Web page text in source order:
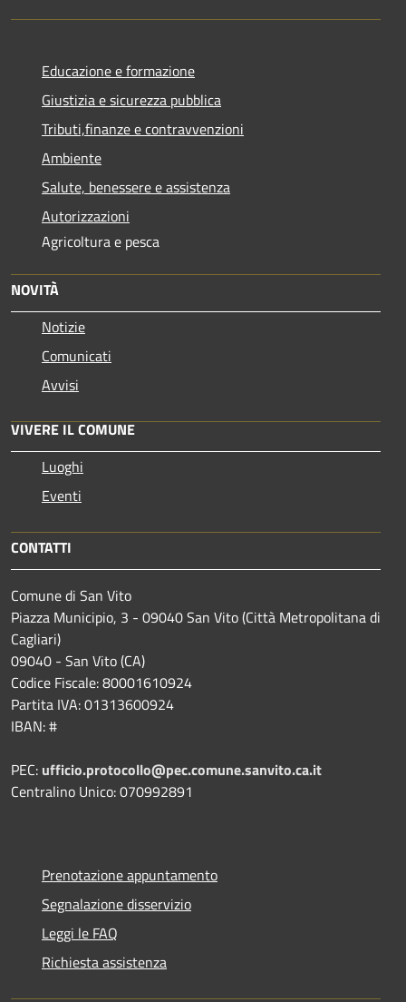
Educazione e formazione
Giustizia e sicurezza pubblica
Tributi,finanze e contravvenzioni
Ambiente
Salute, benessere e assistenza
Autorizzazioni
Agricoltura e pesca
NOVITÀ
Notizie
Comunicati
Avvisi
VIVERE IL COMUNE
Luoghi
Eventi
CONTATTI
Comune di San Vito
Piazza Municipio, 3 - 09040 San Vito (Città Metropolitana di
Cagliari)
09040 - San Vito (CA)
Codice Fiscale: 80001610924
Partita IVA: 01313600924
IBAN: #
PEC: ufficio.protocollo@pec.comune.sanvito.ca.it
Centralino Unico: 070992891
Prenotazione appuntamento
Segnalazione disservizio
Leggi le FAQ
Richiesta assistenza